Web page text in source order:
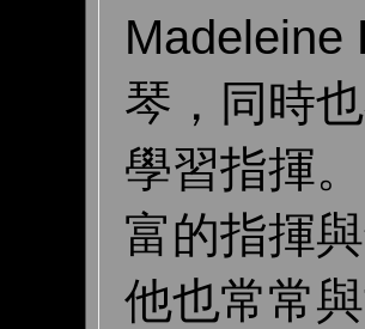
Madeleine
琴，同時
學習指揮
富的指揮
他也常常